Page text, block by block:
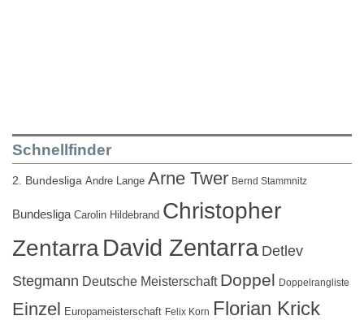
Schnellfinder
2. Bundesliga Andre Lange Arne Twer Bernd Stammnitz
Bundesliga Carolin Hildebrand Christopher
ZentarraDavid Zentarra Detlev
Stegmann Deutsche Meisterschaft Doppel Doppelrangliste
Einzel Europameisterschaft Felix Korn Florian Krick